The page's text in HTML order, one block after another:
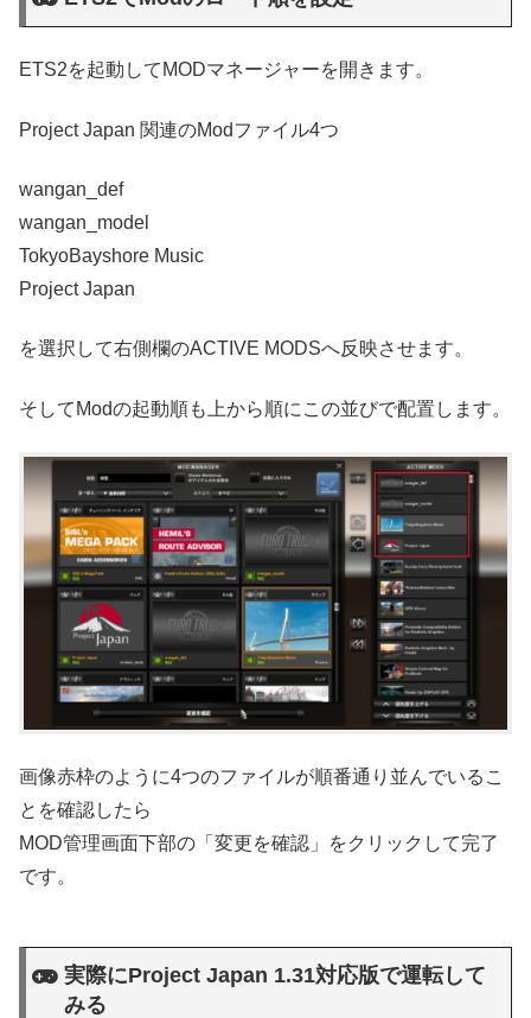
ETS2を起動してMODマネージャーを開きます。
Project Japan 関連のModファイル4つ
wangan_def
wangan_model
TokyoBayshore Music
Project Japan
を選択して右側欄のACTIVE MODSへ反映させます。
そしてModの起動順も上から順にこの並びで配置します。
画像赤枠のように4つのファイルが順番通り並んでいるこ
とを確認したら
MOD管理画面下部の「変更を確認」をクリックして完了
です。
実際にProject Japan 1.31対応版で運転して
みる